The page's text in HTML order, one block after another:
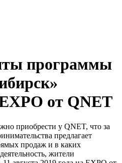
программы
от QNET
приобрести у QNET, что за
предлагает
продаж и в каких
жители